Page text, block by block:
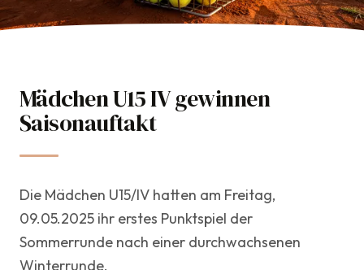
13. Mai 2025
Jugend & Kids
Mädchen U15 IV gewinnen
Saisonauftakt
Die Mädchen U15/IV hatten am Freitag,
09.05.2025 ihr erstes Punktspiel der
Sommerrunde nach einer durchwachsenen
Winterrunde.